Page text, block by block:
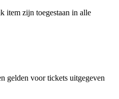
item zijn toegestaan in alle
gelden voor tickets uitgegeven